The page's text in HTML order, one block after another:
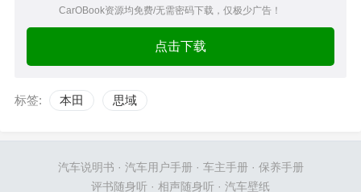
CarOBook资源均免费/无需密码下载，仅极少广告！
点击下载
标签: 本田 思域
汽车说明书 · 汽车用户手册· 车主手册· 保养手册
评书随身听 · 相声随身听 · 汽车壁纸